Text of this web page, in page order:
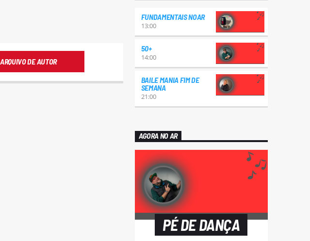
ARQUIVO DE AUTOR
FUNDAMENTAIS NOAR
13:00
50+
14:00
BAILE MANIA FIM DE
SEMANA
21:00
AGORA NO AR
PÉ DE DANÇA